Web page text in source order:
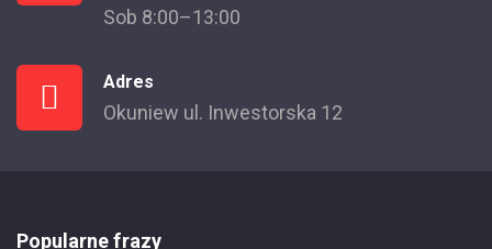
Sob 8:00–13:00
Adres
Okuniew ul. Inwestorska 12
Popularne frazy